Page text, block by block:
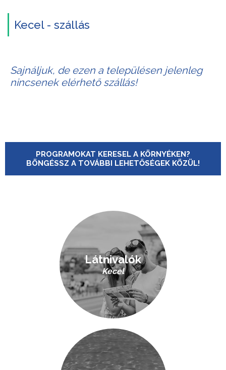
Kecel - szállás
Sajnáljuk, de ezen a településen jelenleg
nincsenek elérhető szállás!
PROGRAMOKAT KERESEL A KÖRNYÉKEN?
BÖNGÉSSZ A TOVÁBBI LEHETŐSÉGEK KÖZÜL!
Látnivalók
Kecel